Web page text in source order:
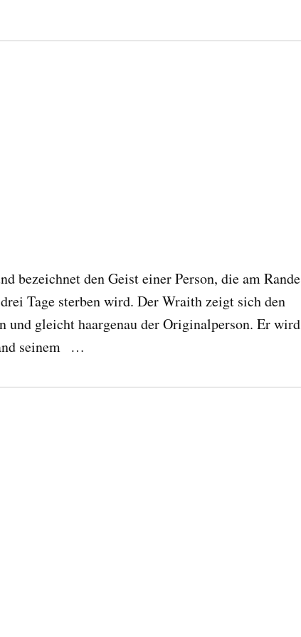
bezeichnet den Geist einer Person, die am Rande
Tage sterben wird. Der Wraith zeigt sich den
und gleicht haargenau der Originalperson. Er wird
seinem …